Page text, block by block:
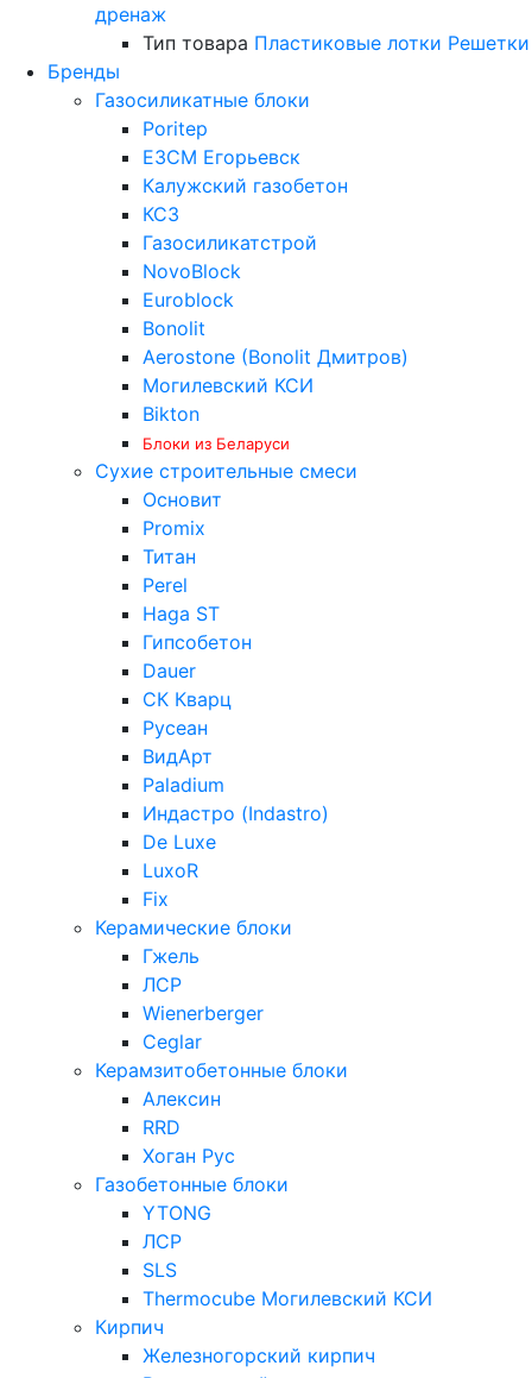
дренаж
Тип товара Пластиковые лотки Решетки
Бренды
Газосиликатные блоки
Poritep
ЕЗСМ Егорьевск
Калужский газобетон
КСЗ
Газосиликатстрой
NovoBlock
Euroblock
Bonolit
Aerostone (Bonolit Дмитров)
Могилевский КСИ
Bikton
Блоки из Беларуси
Сухие строительные смеси
Основит
Promix
Титан
Perel
Haga ST
Гипсобетон
Dauer
СК Кварц
Русеан
ВидАрт
Paladium
Индастро (Indastro)
De Luxe
LuxoR
Fix
Керамические блоки
Гжель
ЛСР
Wienerberger
Ceglar
Керамзитобетонные блоки
Алексин
RRD
Хоган Рус
Газобетонные блоки
YTONG
ЛСР
SLS
Thermocube Могилевский КСИ
Кирпич
Железногорский кирпич